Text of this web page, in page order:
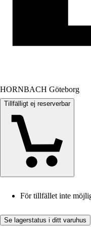
HORNBACH Göteborg
Tillfälligt ej reserverbar
För tillfället inte
Se lagerstatus i ditt varuhus